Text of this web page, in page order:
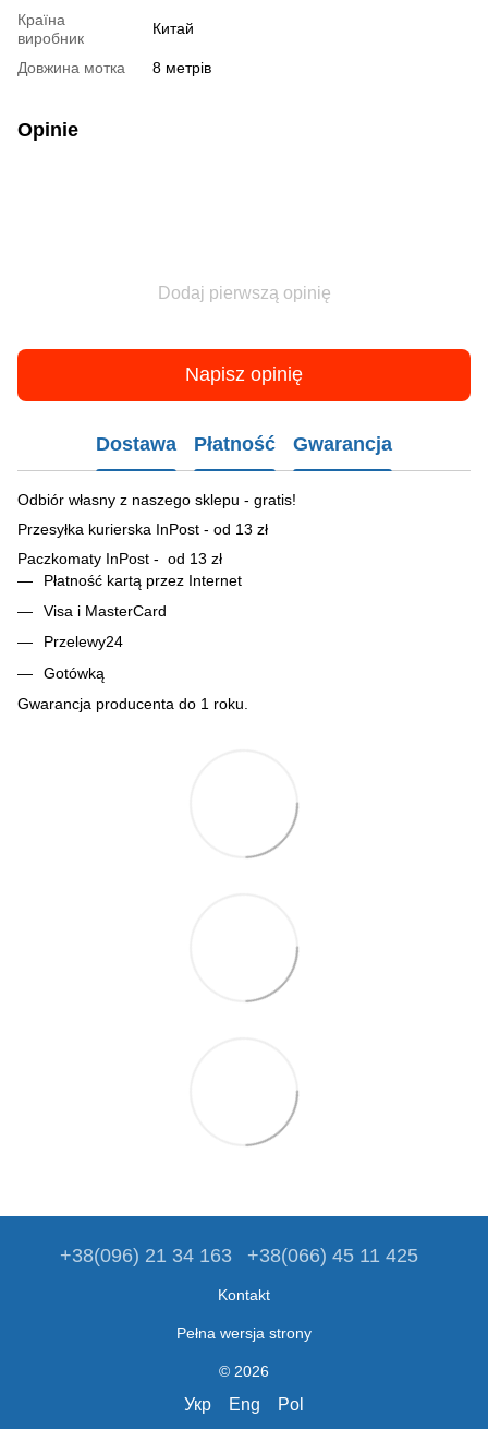
Країна
виробник
Китай
Довжина мотка 8 метрів
Opinie
Dodaj pierwszą opinię
Napisz opinię
Dostawa Płatność Gwarancja
Odbiór własny z naszego sklepu - gratis!
Przesyłka kurierska InPost - od 13 zł
Paczkomaty InPost - od 13 zł
Płatność kartą przez Internet
Visa i MasterCard
Przelewy24
Gotówką
Gwarancja producenta do 1 roku.
+38(096) 21 34 163 +38(066) 45 11 425
Kontakt
Pełna wersja strony
© 2026
Укр Eng Pol